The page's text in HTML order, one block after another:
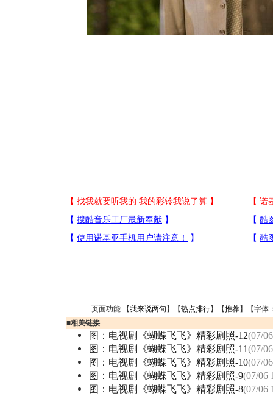
页面功能 【我来说两句 】【热点排行】【推荐】【字体
■相关链接
图：电视剧《蝴蝶飞飞》精彩剧照-12(07/
图：电视剧《蝴蝶飞飞》精彩剧照-11(07/
图：电视剧《蝴蝶飞飞》精彩剧照-10(07/
图：电视剧《蝴蝶飞飞》精彩剧照-9(07/06
图：电视剧《蝴蝶飞飞》精彩剧照-8(07/06